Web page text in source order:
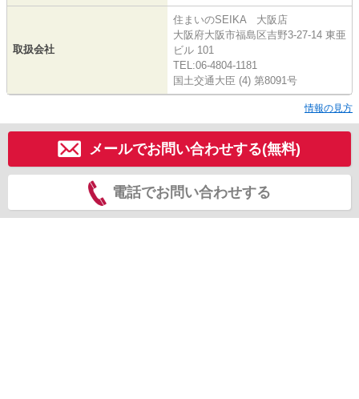
取扱会社
住まいのSEIKA 大阪店
大阪府大阪市福島区吉野3-27-14 東亜
ビル 101
TEL:06-4804-1181
国土交通大臣 (4) 第8091号
情報の見方
メールでお問い合わせする(無料)
電話でお問い合わせする